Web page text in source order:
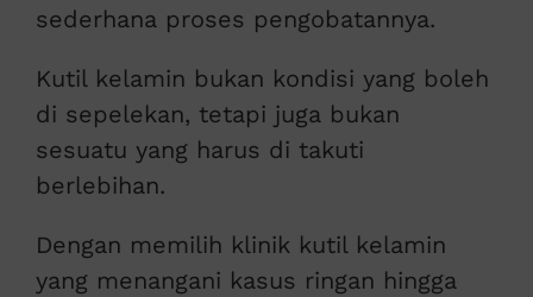
sederhana proses pengobatannya.
Kutil kelamin bukan kondisi yang boleh
di sepelekan, tetapi juga bukan
sesuatu yang harus di takuti
berlebihan.
Dengan memilih klinik kutil kelamin
yang menangani kasus ringan hingga